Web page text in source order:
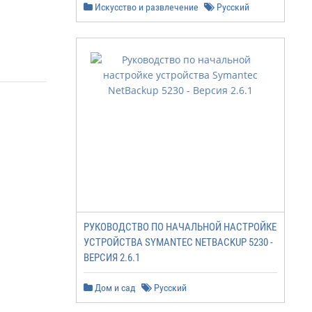
Искусство и развлечение Русский
РУКОВОДСТВО ПО НАЧАЛЬНОЙ НАСТРОЙКЕ
УСТРОЙСТВА SYMANTEC NETBACKUP 5230 -
ВЕРСИЯ 2.6.1
Дом и сад Русский